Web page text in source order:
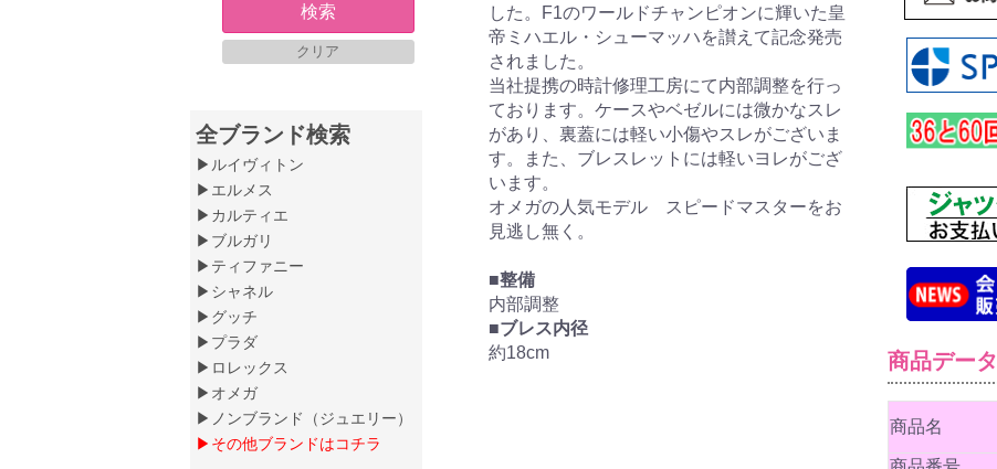
検索
クリア
全ブランド検索
▶ルイヴィトン
▶エルメス
▶カルティエ
▶ブルガリ
▶ティファニー
▶シャネル
▶グッチ
▶プラダ
▶ロレックス
▶オメガ
▶ノンブランド（ジュエリー）
▶その他ブランドはコチラ
した。F1のワールドチャンピオンに輝いた皇
帝ミハエル・シューマッハを讃えて記念発売
されました。
当社提携の時計修理工房にて内部調整を行っ
ております。ケースやベゼルには微かなスレ
があり、裏蓋には軽い小傷やスレがございま
す。また、ブレスレットには軽いヨレがござ
います。
オメガの人気モデル スピードマスターをお
見逃し無く。
■整備
内部調整
■ブレス内径
約18cm
商品データ
商品名